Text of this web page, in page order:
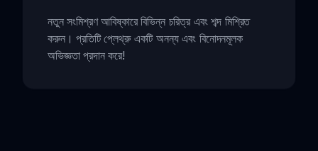
নতুন সংমিশ্রণ আবিষ্কারে বিভিন্ন চরিত্র এবং শব্দ মিশ্রিত
করুন। প্রতিটি প্লেথ্রু একটি অনন্য এবং বিনোদনমূলক
অভিজ্ঞতা প্রদান করে!